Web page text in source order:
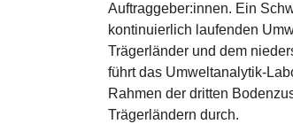
Auftraggeber:innen. Ein
kontinuierlich laufenden
Trägerländer und dem
führt das Umweltanalytik-
Rahmen der dritten
Trägerländern durch.